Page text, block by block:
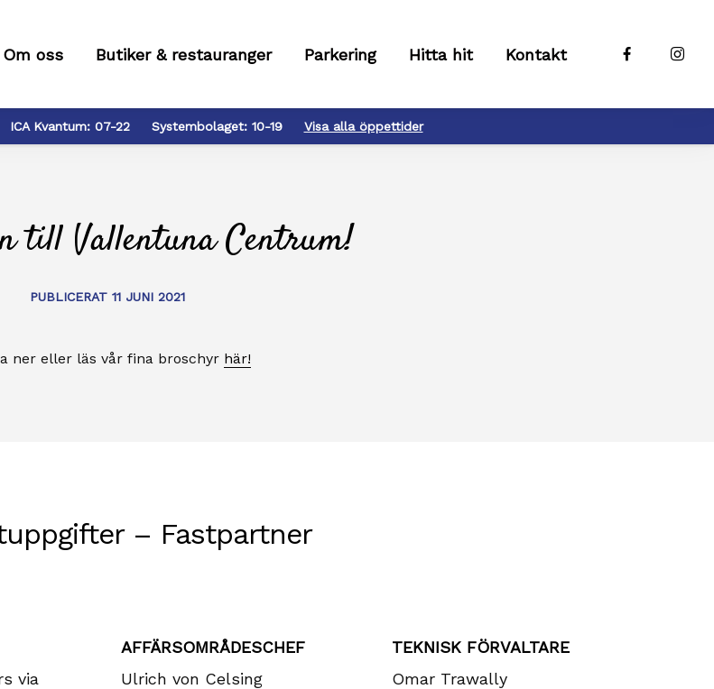
Om oss Butiker & restauranger Parkering Hitta hit Kontakt
ICA Kvantum: 07-22 Systembolaget: 10-19 Visa alla öppettider
till Vallentuna Centrum!
PUBLICERAT 11 JUNI 2021
ner eller läs vår fina broschyr här!
– Fastpartner
via
AFFÄRSOMRÅDESCHEF
Ulrich von Celsing
TEKNISK FÖRVALTARE
Omar Trawally